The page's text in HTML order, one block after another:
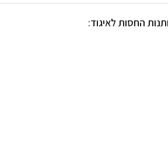
החסות לאיגוד: